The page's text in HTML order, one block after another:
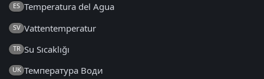
ES Temperatura del Agua
SV Vattentemperatur
TR Su Sıcaklığı
UK Температура Води